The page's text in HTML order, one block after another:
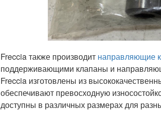
Freccia также производит направляющие
поддерживающими клапаны и
Freccia изготовлены из
обеспечивают превосходную
доступны в различных размерах для